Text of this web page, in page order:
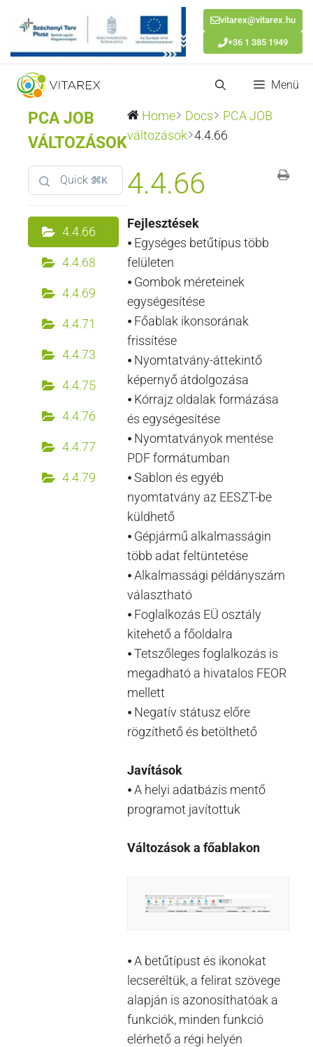
vitarex@vitarex.hu
+36 1 385 1949
Kilépés
tartalomba
Menü
PCA JOB
VÁLTOZÁSOK
⌘K
4.4.66
4.4.68
4.4.69
4.4.71
4.4.73
4.4.75
4.4.76
4.4.77
4.4.79
Home Docs
PCA JOB
változások 4.4.66
4.4.66
Fejlesztések
⦁ Egységes betűtípus több
felületen
⦁ Gombok méreteinek
egységesítése
⦁ Főablak ikonsorának
frissítése
⦁ Nyomtatvány-áttekintő
képernyő átdolgozása
⦁ Kórrajz oldalak formázása
és egységesítése
⦁ Nyomtatványok mentése
PDF formátumban
⦁ Sablon és egyéb
nyomtatvány az EESZT-be
küldhető
⦁ Gépjármű alkalmasságin
több adat feltüntetése
⦁ Alkalmassági példányszám
választható
⦁ Foglalkozás EÜ osztály
kitehető a főoldalra
⦁ Tetszőleges foglalkozás is
megadható a hivatalos FEOR
mellett
⦁ Negatív státusz előre
rögzíthető és betölthető
Javítások
⦁ A helyi adatbázis mentő
programot javítottuk
Változások a főablakon
⦁ A betűtípust és ikonokat
lecseréltük, a felirat szövege
alapján is azonosíthatóak a
funkciók, minden funkció
elérhető a régi helyén